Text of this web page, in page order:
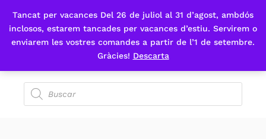
Tancat per vacances Del 26 de juliol al 31 d’agost, ambdós
inclosos, estarem tancades per vacances d’estiu. Servirem o
enviarem les vostres comandes a partir de l’1 de setembre.
Gràcies! Descarta
Fes-te'n sòcia